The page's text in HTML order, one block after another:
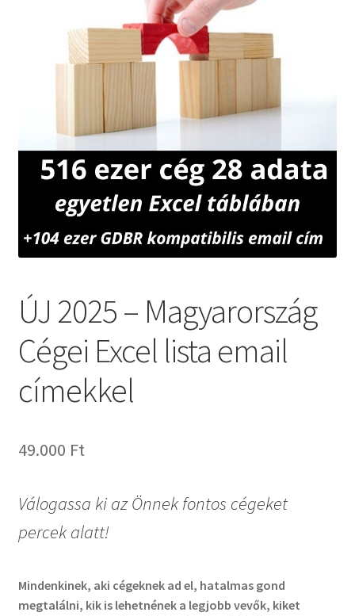
ÚJ 2025 – Magyarország
Cégei Excel lista email
címekkel
49.000 Ft
Válogassa ki az Önnek fontos cégeket
percek alatt!
Mindenkinek, aki cégeknek ad el, hatalmas gond
megtalálni, kik is lehetnének a legjobb vevők, kiket